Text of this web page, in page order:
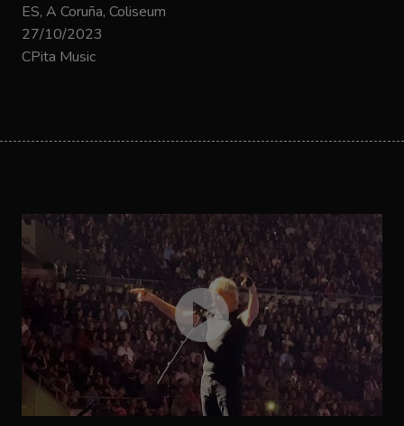
ES, A Coruña, Coliseum
27/10/2023
CPita Music